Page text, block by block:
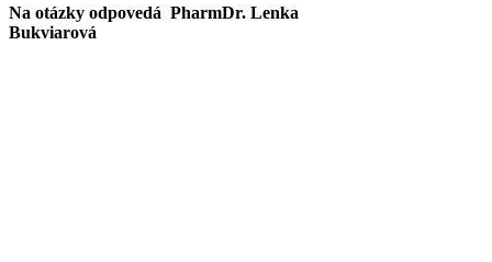
Na otázky odpovedá PharmDr. Lenka
Bukviarová